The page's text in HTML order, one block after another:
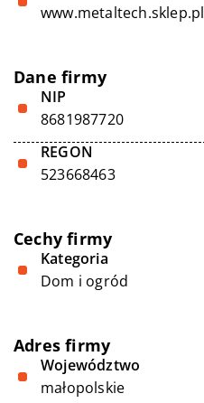
www.metaltech.sklep.pl
Dane firmy
NIP
8681987720
REGON
523668463
Cechy firmy
Kategoria
Dom i ogród
Adres firmy
Województwo
małopolskie